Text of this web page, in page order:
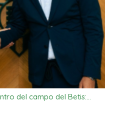
del campo del Betis:…